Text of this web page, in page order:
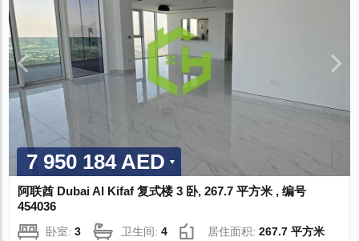
7 950 184 AED
阿联酋 Dubai Al Kifaf 复式楼 3 卧, 267.7 平方米 , 编号
454036
卧室:3 卫生间:4 居住面积:267.7 平方米